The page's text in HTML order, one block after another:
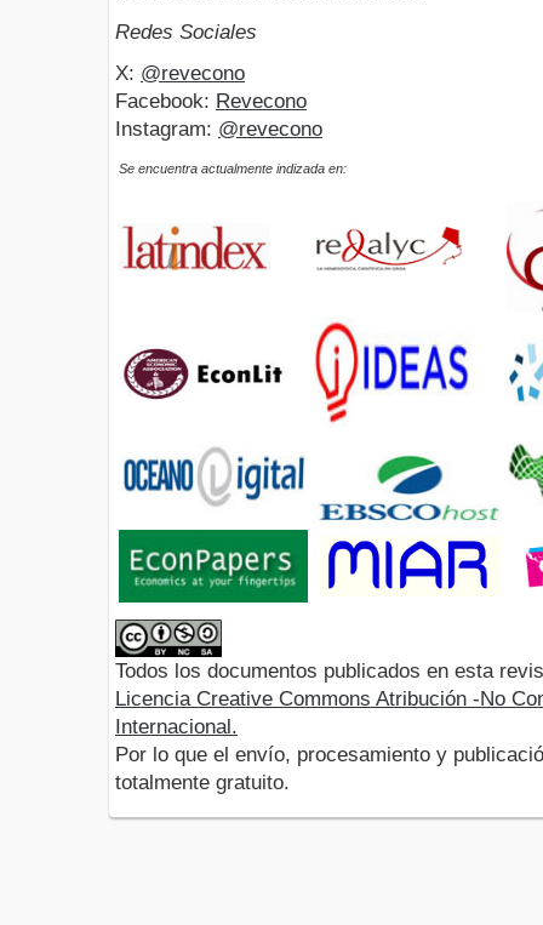
Redes Sociales
X: @revecono
Facebook: Revecono
Instagram: @revecono
Se encuentra actualmente indizada en:
Todos los documentos publicados en esta
Licencia Creative Commons Atribución -No
Internacional.
Por lo que el envío, procesamiento y
totalmente gratuito.